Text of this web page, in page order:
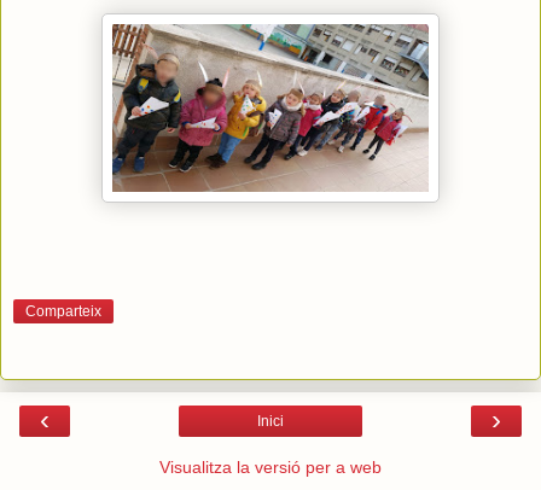
Comparteix
‹ ›
Inici
Visualitza la versió per a web